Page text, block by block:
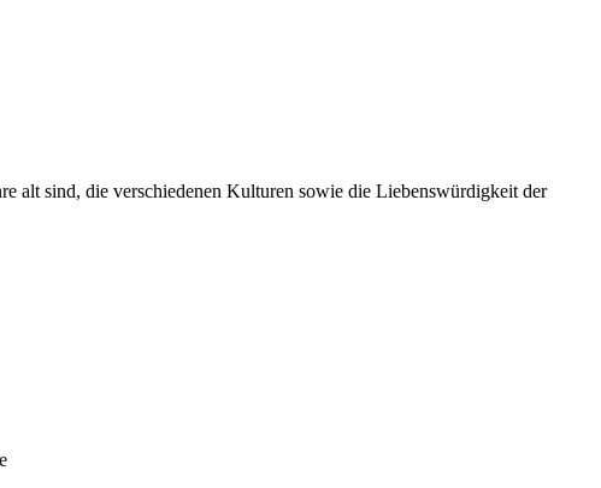
alt sind, die verschiedenen Kulturen sowie die Liebenswürdigkeit der